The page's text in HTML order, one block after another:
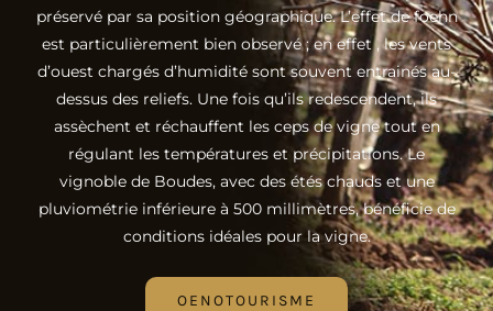
préservé par sa position géographique. L’effet de foehn
est particulièrement bien observé ; en effet , les vents
d’ouest chargés d’humidité sont souvent entrainés au-
dessus des reliefs. Une fois qu’ils redescendent, ils
assèchent et réchauffent les ceps de vigne tout en
régulant les températures et précipitations. Le
vignoble de Boudes, avec des étés chauds et une
pluviométrie inférieure à 500 millimètres, bénéficie de
conditions idéales pour la vigne.
OENOTOURISME